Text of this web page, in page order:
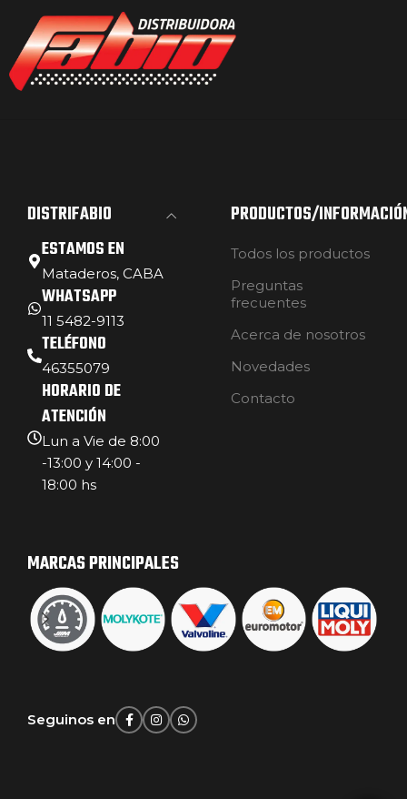
DISTRIFABIO
ESTAMOS EN
Mataderos, CABA
WHATSAPP
11 5482-9113
TELÉFONO
46355079
HORARIO DE
ATENCIÓN
Lun a Vie de 8:00
-13:00 y 14:00 -
18:00 hs
PRODUCTOS/
Todos los productos
Preguntas
frecuentes
Acerca de nosotros
Novedades
Contacto
MARCAS PRINCIPALES
Seguinos en